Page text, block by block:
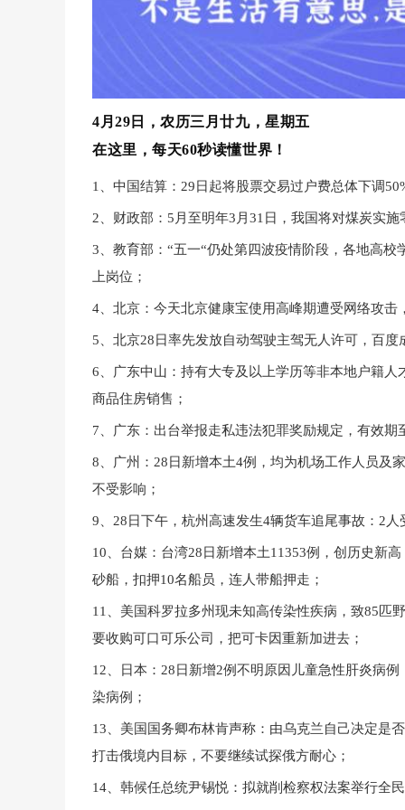
4月29日，农历三月廿九，星期五
在这里，每天60秒读懂世界！
1、中国结算：29日起将股票交易过户费总体下调
2、财政部：5月至明年3月31日，我国将对煤炭实施
3、教育部：“五一“仍处第四波疫情阶段，各地高
上岗位；
4、北京：今天北京健康宝使用高峰期遭受网络攻
5、北京28日率先发放自动驾驶主驾无人许可，百
6、广东中山：持有大专及以上学历等非本地户籍
商品住房销售；
7、广东：出台举报走私违法犯罪奖励规定，有效期
8、广州：28日新增本土4例，均为机场工作人员及
不受影响；
9、28日下午，杭州高速发生4辆货车追尾事故：2
10、台媒：台湾28日新增本土11353例，创历史新
砂船，扣押10名船员，连人带船押走；
11、美国科罗拉多州现未知高传染性疾病，致85匹
要收购可口可乐公司，把可卡因重新加进去；
12、日本：28日新增2例不明原因儿童急性肝炎病
染病例；
13、美国国务卿布林肯声称：由乌克兰自己决定是
打击俄境内目标，不要继续试探俄方耐心；
14、韩候任总统尹锡悦：拟就削检察权法案举行全